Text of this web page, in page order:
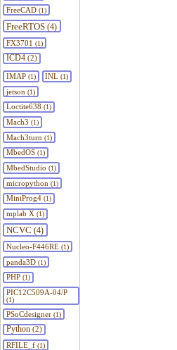
FreeCAD(1)
FreeRTOS (4)
FX3701 (1)
ICD4 (2)
IMAP(1) INL (1)
jetson (1)
Loctite638 (1)
Mach3 (1)
Mach3turn (1)
MbedOS(1)
MbedStudio (1)
micropython (1)
MiniProg4(1)
mplab X(1)
NCVC (4)
Nucleo-F446RE(1)
panda3D(1)
PHP(1)
PIC12C509A-04/P
(1)
PSoCdesigner(1)
Python (2)
RFILE_f(1)